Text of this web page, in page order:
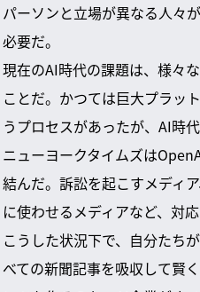
パーソンと立場が異なる人々
必要だ。
現在のAI時代の課題は、様々
ことだ。かつては巨大プラッ
うプロセスがあったが、AI時
ニューヨークタイムズは
結んだ。訴訟を起こすメディ
に使わせるメディアなど、対
こうした状況下で、自分たち
べての新聞記事を吸収して賢